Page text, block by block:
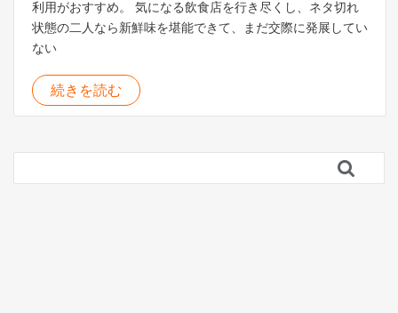
利用がおすすめ。 気になる飲食店を行き尽くし、ネタ切れ
状態の二人なら新鮮味を堪能できて、まだ交際に発展してい
ない
続きを読む
